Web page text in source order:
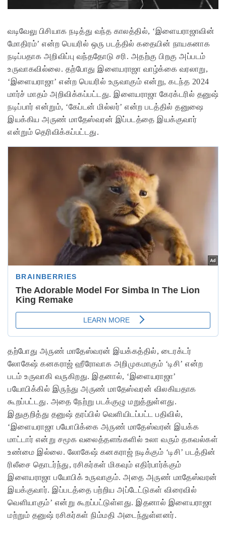
வடிவேலு பிசியாக நடித்து வந்த காலத்தில், ‘இளையராஜாவின்
மோதிரம்’ என்ற பெயரில் ஒரு படத்தில் கதையின் நாயகனாக
நடிப்பதாக அறிவிப்பு வந்ததோடு சரி. அதற்கு பிறகு அப்படம்
உருவாகவில்லை. தற்போது இளையராஜா வாழ்க்கை வரலாறு,
‘இளையராஜா’ என்ற பெயரில் உருவாகும் என்று, கடந்த 2024
மார்ச் மாதம் அறிவிக்கப்பட்டது. இளையராஜா கேரக்டரில் தனுஷ்
நடிப்பார் என்றும், ‘கேப்டன் மில்லர்’ என்ற படத்தில் தனுஷை
இயக்கிய அருண் மாதேஸ்வரன் இப்படத்தை இயக்குவார்
என்றும் தெரிவிக்கப்பட்டது.
தற்போது அருண் மாதேஸ்வரன் இயக்கத்தில், டைரக்டர்
லோகேஷ் கனகராஜ் ஹீரோவாக அறிமுகமாகும் ‘டிசி’ என்ற
படம் உருவாகி வருகிறது. இதனால், ‘இளையராஜா’
பயோபிக்கில் இருந்து அருண் மாதேஸ்வரன் விலகியதாக
கூறப்பட்டது. அதை நேற்று படக்குழு மறுத்துள்ளது.
இதுகுறித்து தனுஷ் தரப்பில் வெளியிடப்பட்ட பதிவில்,
‘இளையராஜா பயோபிக்கை அருண் மாதேஸ்வரன் இயக்க
மாட்டார் என்று சமூக வலைத்தளங்களில் உலா வரும் தகவல்கள்
உண்மை இல்லை. லோகேஷ் கனகராஜ் நடிக்கும் ‘டிசி’ படத்தின்
ரிலீசை தொடர்ந்து, ரசிகர்கள் மிகவும் எதிர்பார்க்கும்
இளையராஜா பயோபிக் உருவாகும். அதை அருண் மாதேஸ்வரன்
இயக்குவார். இப்படத்தை பற்றிய அப்டேட்டுகள் விரைவில்
வெளியாகும்’ என்று கூறப்பட்டுள்ளது. இதனால் இளையராஜா
மற்றும் தனுஷ் ரசிகர்கள் நிம்மதி அடைந்துள்ளனர்.